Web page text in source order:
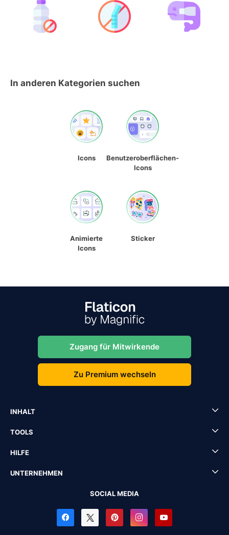
In anderen Kategorien suchen
Icons
Benutzeroberflächen-
Icons
Animierte
Icons
Sticker
Zugang für Mitwirkende
Zu Premium wechseln
INHALT
TOOLS
HILFE
UNTERNEHMEN
SOCIAL MEDIA